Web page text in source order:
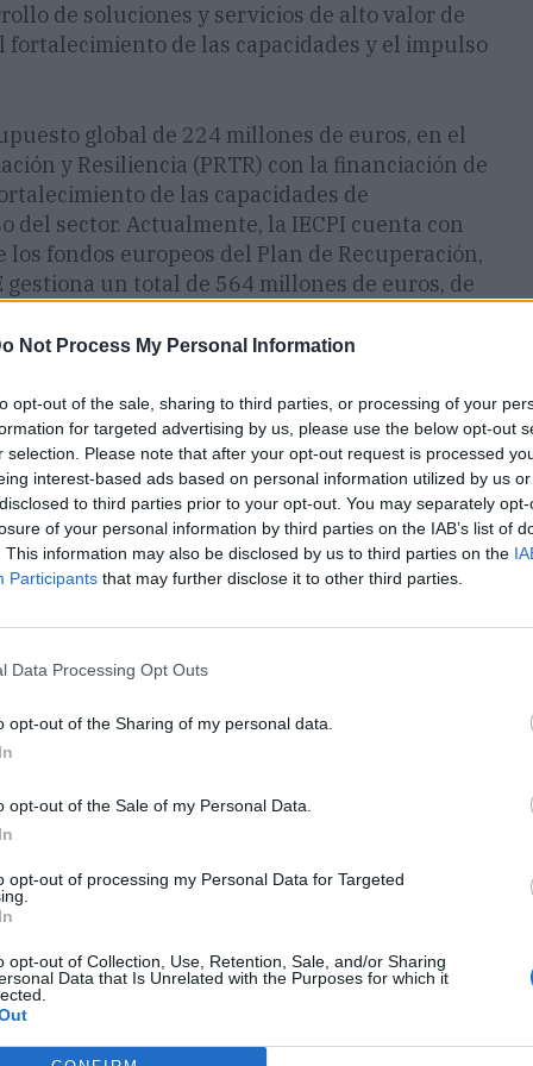
Not Process My Personal Information
opt-out of the sale, sharing to third parties, or processing of your
for targeted advertising by us, please use the below opt-out
selection. Please note that after your opt-out request is processed
interest-based ads based on personal information utilized by us
to third parties prior to your opt-out. You may separately
of your personal information by third parties on the IAB’s list of
This information may also be disclosed by us to third parties on the
Participants that may further disclose it to other third parties.
Data Processing Opt Outs
opt-out of the Sharing of my personal data.
opt-out of the Sale of my Personal Data.
opt-out of processing my Personal Data for Targeted
opt-out of Collection, Use, Retention, Sale, and/or Sharing
Data that Is Unrelated with the Purposes for which it
de soluciones y servicios de alto valor de
de las capacidades y el impulso
global de 224 millones de euros, en el
y Resiliencia (PRTR) con la financiación de
de las capacidades de
del sector. Actualmente, la IECPI cuenta con
fondos europeos del Plan de Recuperación,
un total de 564 millones de euros, de
capacidades de ciberseguridad en el marco
de los que ya se han adjudicado 346
a la iniciativa estratégica de Compra
innovadora
con varias fases. En la primera de ellas,
que es evaluado por una entidad de
de Acreditación (ENAC) o entidad equivalente
que certifica que su propuesta cumple
Del mismo modo, cada empresa tiene la
de cobro asociados al proyecto. Las
documento regulador público y accesible a
de los proyectos y financiación por parte
desde el inicio de la iniciativa. A mayores,
empresas que están encontrando dificultades
de sus soluciones, está evaluando la
a las compañías a llevar a cabo sus
su ejecución entre junio y septiembre de
la fecha, el 42% de las propuestas han
que permite acceder al primero de los
INCIBE, habiendo logrado la certificación de